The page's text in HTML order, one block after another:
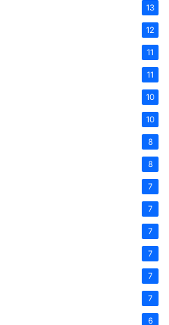
13
12
11
11
10
10
8
8
7
7
7
7
7
7
6